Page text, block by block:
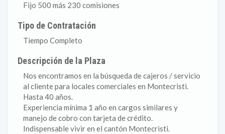
Fijo 500 más 230 comisiones
Tipo de Contratación
Tiempo Completo
Descripción de la Plaza
Nos encontramos en la búsqueda de cajeros / servicio
al cliente para locales comerciales en Montecristi.
Hasta 40 años.
Experiencia mínima 1 año en cargos similares y
manejo de cobro con tarjeta de crédito.
Indispensable vivir en el cantón Montecristi.